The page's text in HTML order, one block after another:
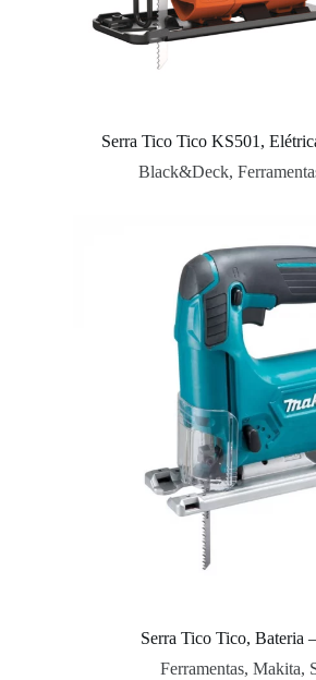
Serra Tico Tico KS501,
Black&Deck,
Serra Tico Tico, Bateria
Ferramentas, Makita,